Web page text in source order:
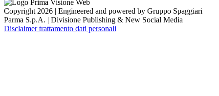
Copyright 2026 | Engineered and powered by Gruppo Spaggiari
Parma S.p.A. | Divisione Publishing & New Social Media
Disclaimer trattamento dati personali